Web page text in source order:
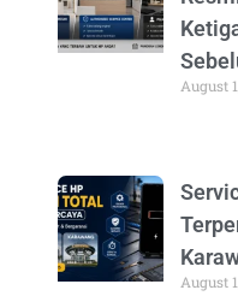
August
August